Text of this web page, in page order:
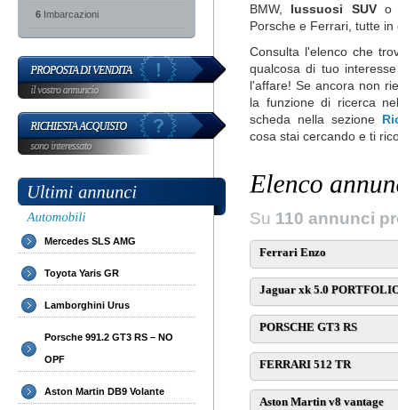
6 Imbarcazioni
Mercedes SLS AMG
Toyota Yaris GR
Lamborghini Urus
Porsche 991.2 GT3 RS – NO
OPF
Aston Martin DB9 Volante
BMW, lussuosi SUV
Porsche e Ferrari, tutte in
Consulta l'elenco che
qualcosa di tuo
l'affare! Se ancora non
la funzione di ricerca
scheda nella sezione
cosa stai cercando e ti
Su 110 annunci
Ferrari Enzo
Jaguar xk 5.0
PORSCHE GT3 RS
FERRARI 512 TR
Aston Martin v8 vantage